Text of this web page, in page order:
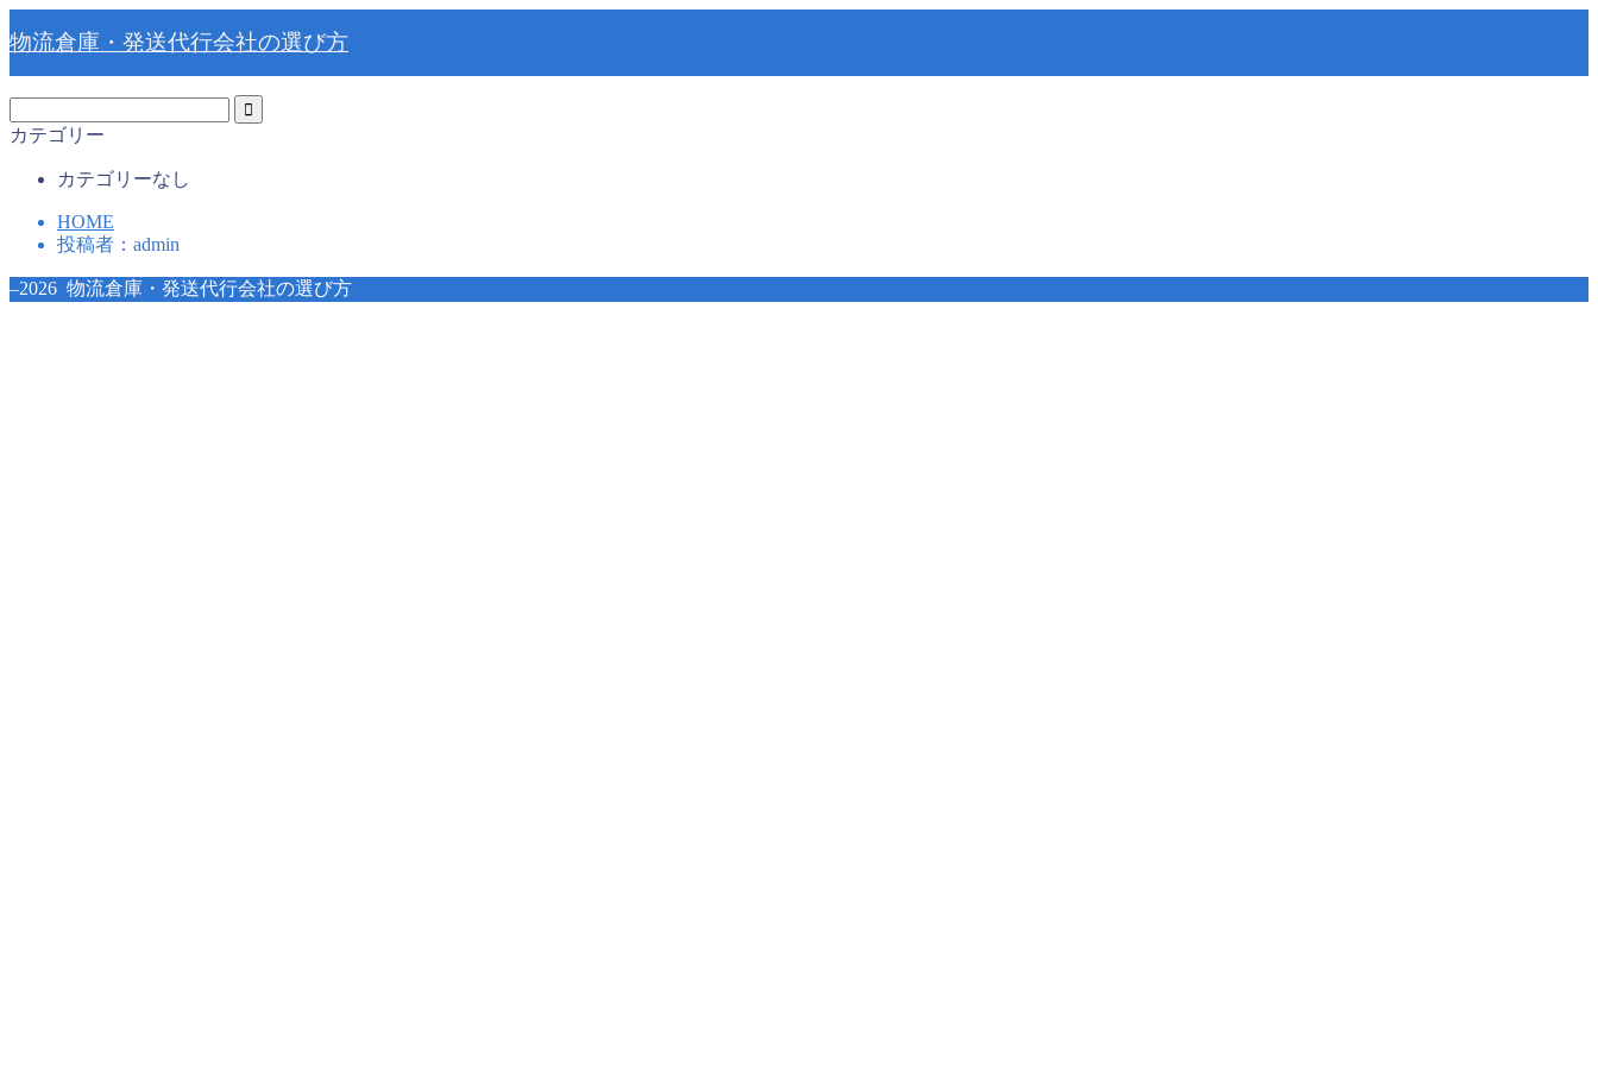
物流倉庫・発送代行会社の選び方
カテゴリー
カテゴリーなし
HOME
投稿者：admin
–2026 物流倉庫・発送代行会社の選び方